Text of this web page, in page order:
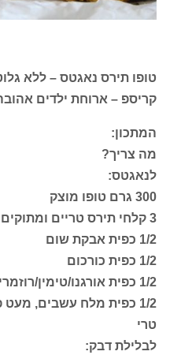
טופו תירס נאגטס – ללא
קריספ – ארוחת ילדים
המתכון:
מה צריך?
לנאגטס:
300 גרם טופו מוצק
3 קלחי תירס טריים ומתוקים
1/2 כפית אבקת שום
1/2 כפית כורכום
1/2 כפית אורגנו/טימין/רוזמרין/פטרוזיליה מיובשים
1/2 כפית מלח עשבים,
טרי
לבלילת דבק: